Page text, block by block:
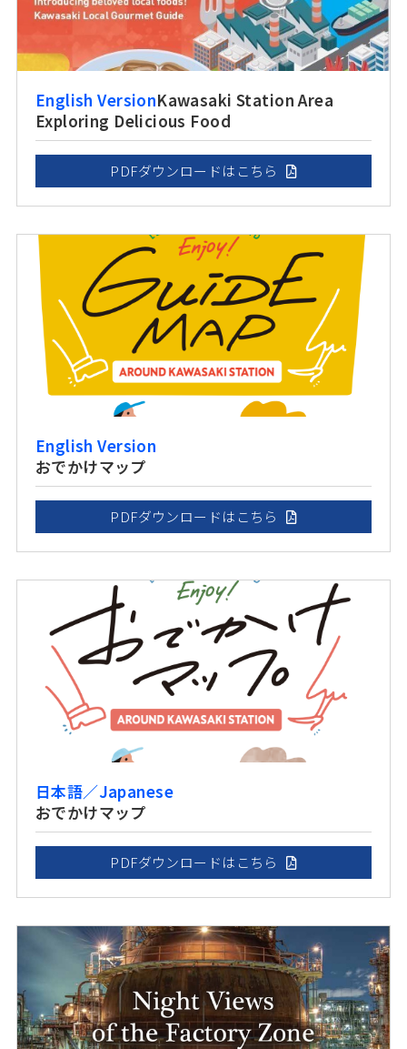
English VersionKawasaki Station Area
Exploring Delicious Food
PDFダウンロードはこちら
English Version
おでかけマップ
PDFダウンロードはこちら
日本語／Japanese
おでかけマップ
PDFダウンロードはこちら